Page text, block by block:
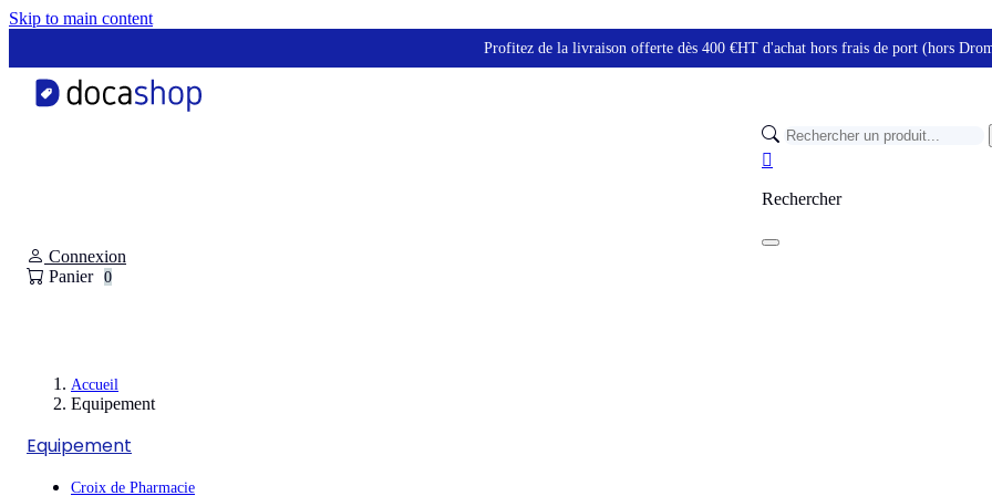
Skip to main content
Profitez de la livraison offerte dès 400 €HT d'achat hors frais de port (hors

Rechercher
Connexion
Panier
0
Accueil
Equipement
Equipement
Croix de Pharmacie
Panneau de gestion des cookies